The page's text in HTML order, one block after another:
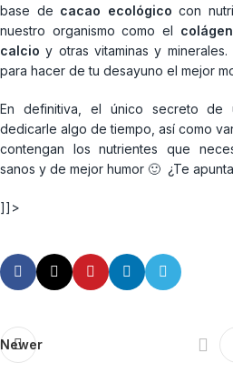
base de cacao ecológico con
nuestro organismo como el
calcio y otras vitaminas y
para hacer de tu desayuno el mejor
En definitiva, el único secreto de
dedicarle algo de tiempo, así como
contengan los nutrientes que
sanos y de mejor humor 🙂 ¿Te
]]>
Newer